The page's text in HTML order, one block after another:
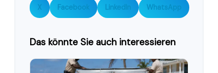
X Facebook LinkedIn WhatsApp
Das könnte Sie auch interessieren